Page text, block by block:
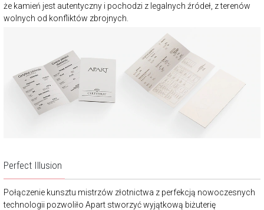
że kamień jest autentyczny i pochodzi z legalnych źródeł, z terenów
wolnych od konfliktów zbrojnych.
Perfect Illusion
Połączenie kunsztu mistrzów złotnictwa z perfekcją nowoczesnych
technologii pozwoliło Apart stworzyć wyjątkową biżuterię